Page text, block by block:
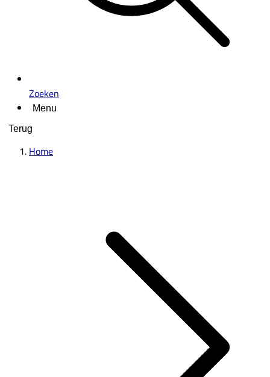
Zoeken
Menu
Terug
Home